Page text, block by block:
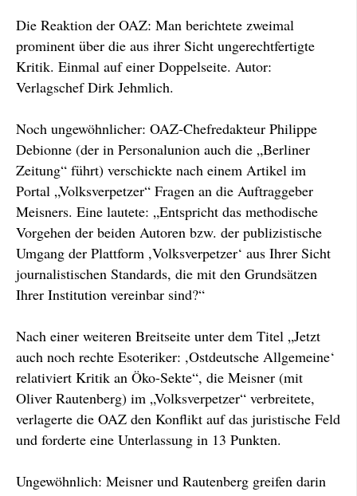
Die Reaktion der OAZ: Man berichtete zweimal
prominent über die aus ihrer Sicht ungerechtfertigte
Kritik. Einmal auf einer Doppelseite. Autor:
Verlagschef Dirk Jehmlich.
Noch ungewöhnlicher: OAZ-Chefredakteur Philippe
Debionne (der in Personalunion auch die „Berliner
Zeitung“ führt) verschickte nach einem Artikel im
Portal „Volksverpetzer“ Fragen an die Auftraggeber
Meisners. Eine lautete: „Entspricht das methodische
Vorgehen der beiden Autoren bzw. der publizistische
Umgang der Plattform ,Volksverpetzer‘ aus Ihrer Sicht
journalistischen Standards, die mit den Grundsätzen
Ihrer Institution vereinbar sind?“
Nach einer weiteren Breitseite unter dem Titel „Jetzt
auch noch rechte Esoteriker: ,Ostdeutsche Allgemeine‘
relativiert Kritik an Öko-Sekte“, die Meisner (mit
Oliver Rautenberg) im „Volksverpetzer“ verbreitete,
verlagerte die OAZ den Konflikt auf das juristische Feld
und forderte eine Unterlassung in 13 Punkten.
Ungewöhnlich: Meisner und Rautenberg greifen darin